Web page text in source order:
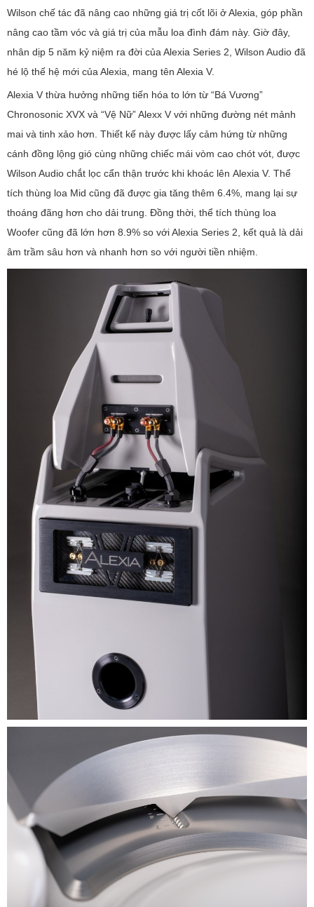
Wilson chế tác đã nâng cao những giá trị cốt lõi ở Alexia, góp phần
nâng cao tầm vóc và giá trị của mẫu loa đình đám này. Giờ đây,
nhân dịp 5 năm kỷ niệm ra đời của Alexia Series 2, Wilson Audio đã
hé lộ thế hệ mới của Alexia, mang tên Alexia V.
Alexia V thừa hưởng những tiến hóa to lớn từ “Bá Vương”
Chronosonic XVX và “Vệ Nữ” Alexx V với những đường nét mảnh
mai và tinh xảo hơn. Thiết kế này được lấy cảm hứng từ những
cánh đồng lộng gió cùng những chiếc mái vòm cao chót vót, được
Wilson Audio chắt lọc cẩn thận trước khi khoác lên Alexia V. Thể
tích thùng loa Mid cũng đã được gia tăng thêm 6.4%, mang lại sự
thoáng đãng hơn cho dải trung. Đồng thời, thể tích thùng loa
Woofer cũng đã lớn hơn 8.9% so với Alexia Series 2, kết quả là dải
âm trầm sâu hơn và nhanh hơn so với người tiền nhiệm.